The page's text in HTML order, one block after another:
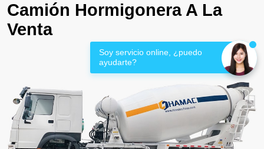
Camión Hormigonera A La
Venta
Soy servicio online, ¿puedo
ayudarte?